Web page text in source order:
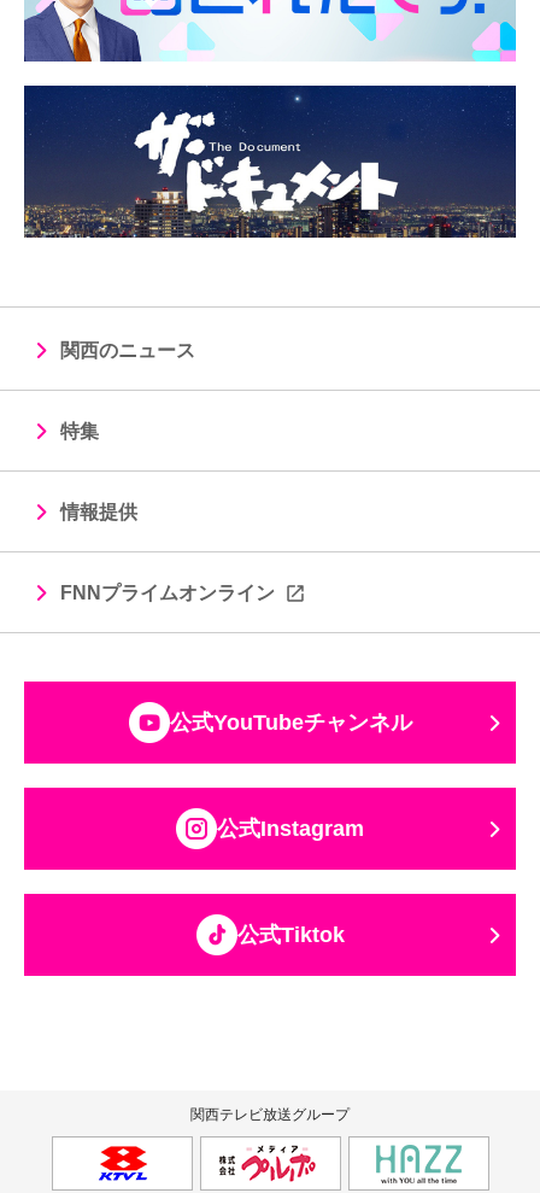
関西のニュース
特集
情報提供
FNNプライムオンライン
公式YouTubeチャンネル
公式Instagram
公式Tiktok
関西テレビ放送グループ